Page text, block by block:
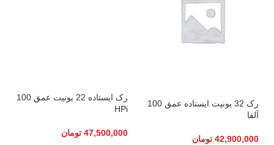
رک 32 یونیت ایستاده عمق 100
آلفا
42,900,000 تومان
رک ایستاده 22 یونیت عمق 100
HPi
47,500,000 تومان